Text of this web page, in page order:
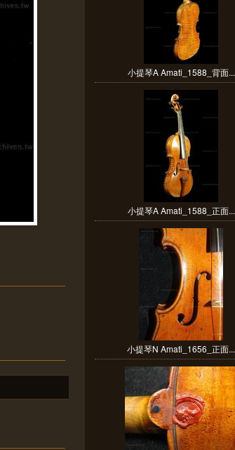
小提琴A Amati_1588_背面...
小提琴A Amati_1588_正面...
小提琴N Amati_1656_正面...